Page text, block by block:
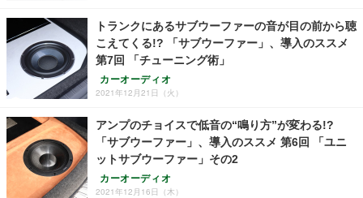
トランクにあるサブウーファーの音が目の前から聴
こえてくる!? 「サブウーファー」、導入のススメ
第7回 「チューニング術」
カーオーディオ
2021年12月21日（火）
アンプのチョイスで低音の“鳴り方”が変わる!?
「サブウーファー」、導入のススメ 第6回 「ユニ
ットサブウーファー」その2
カーオーディオ
2021年12月16日（木）